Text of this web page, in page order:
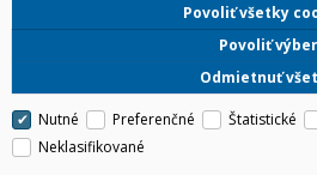
Odmietnuť
Povoliť výber
Povoliť všetky
Nutné Preferenčné Štatistické
Neklasifikované